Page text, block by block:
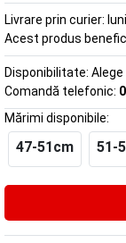
Livrare prin curier:
Acest produs
Disponibilitate:
Comandă telefonic:
Mărimi disponibile:
47-51cm 51-